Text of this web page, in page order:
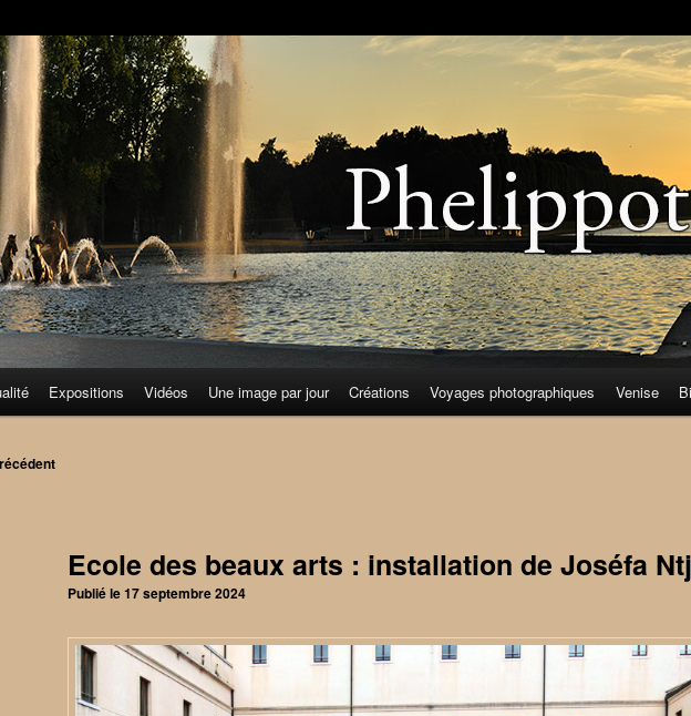
Expositions Vidéos Une image par jour Créations Voyages photographiques Venise
Ecole des beaux arts : installation de Joséfa
Publié le17 septembre 2024